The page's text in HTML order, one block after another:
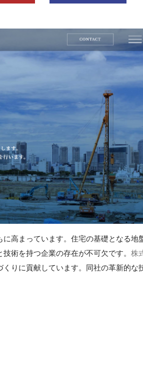
高まっています。住宅の基礎となる地
術を持つ企業の存在が不可欠です。 株
りに貢献しています。同社の革新的な